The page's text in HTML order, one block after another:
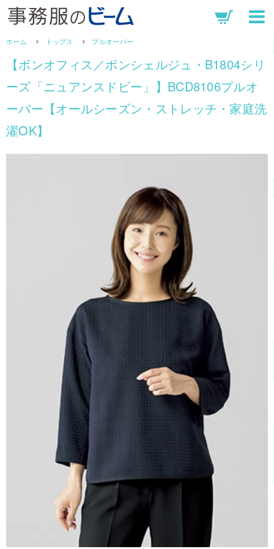
ホーム トップス プルオーバー
【ボンオフィス／ボンシェルジュ・B1804シリ
ーズ「ニュアンスドビー」】BCD8106プルオ
ーバー【オールシーズン・ストレッチ・家庭洗
濯OK】